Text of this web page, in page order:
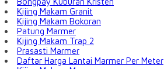
Kijing Makam Granit
Kijing Makam Bokoran
Patung Marmer
Kijing Makam Trap 2
Prasasti Marmer
Daftar Harga Lantai Marmer Per Meter